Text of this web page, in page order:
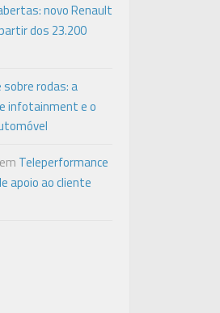
novo Renault
dos 23.200
rodas: a
infotainment e o
em Teleperformance
apoio ao cliente